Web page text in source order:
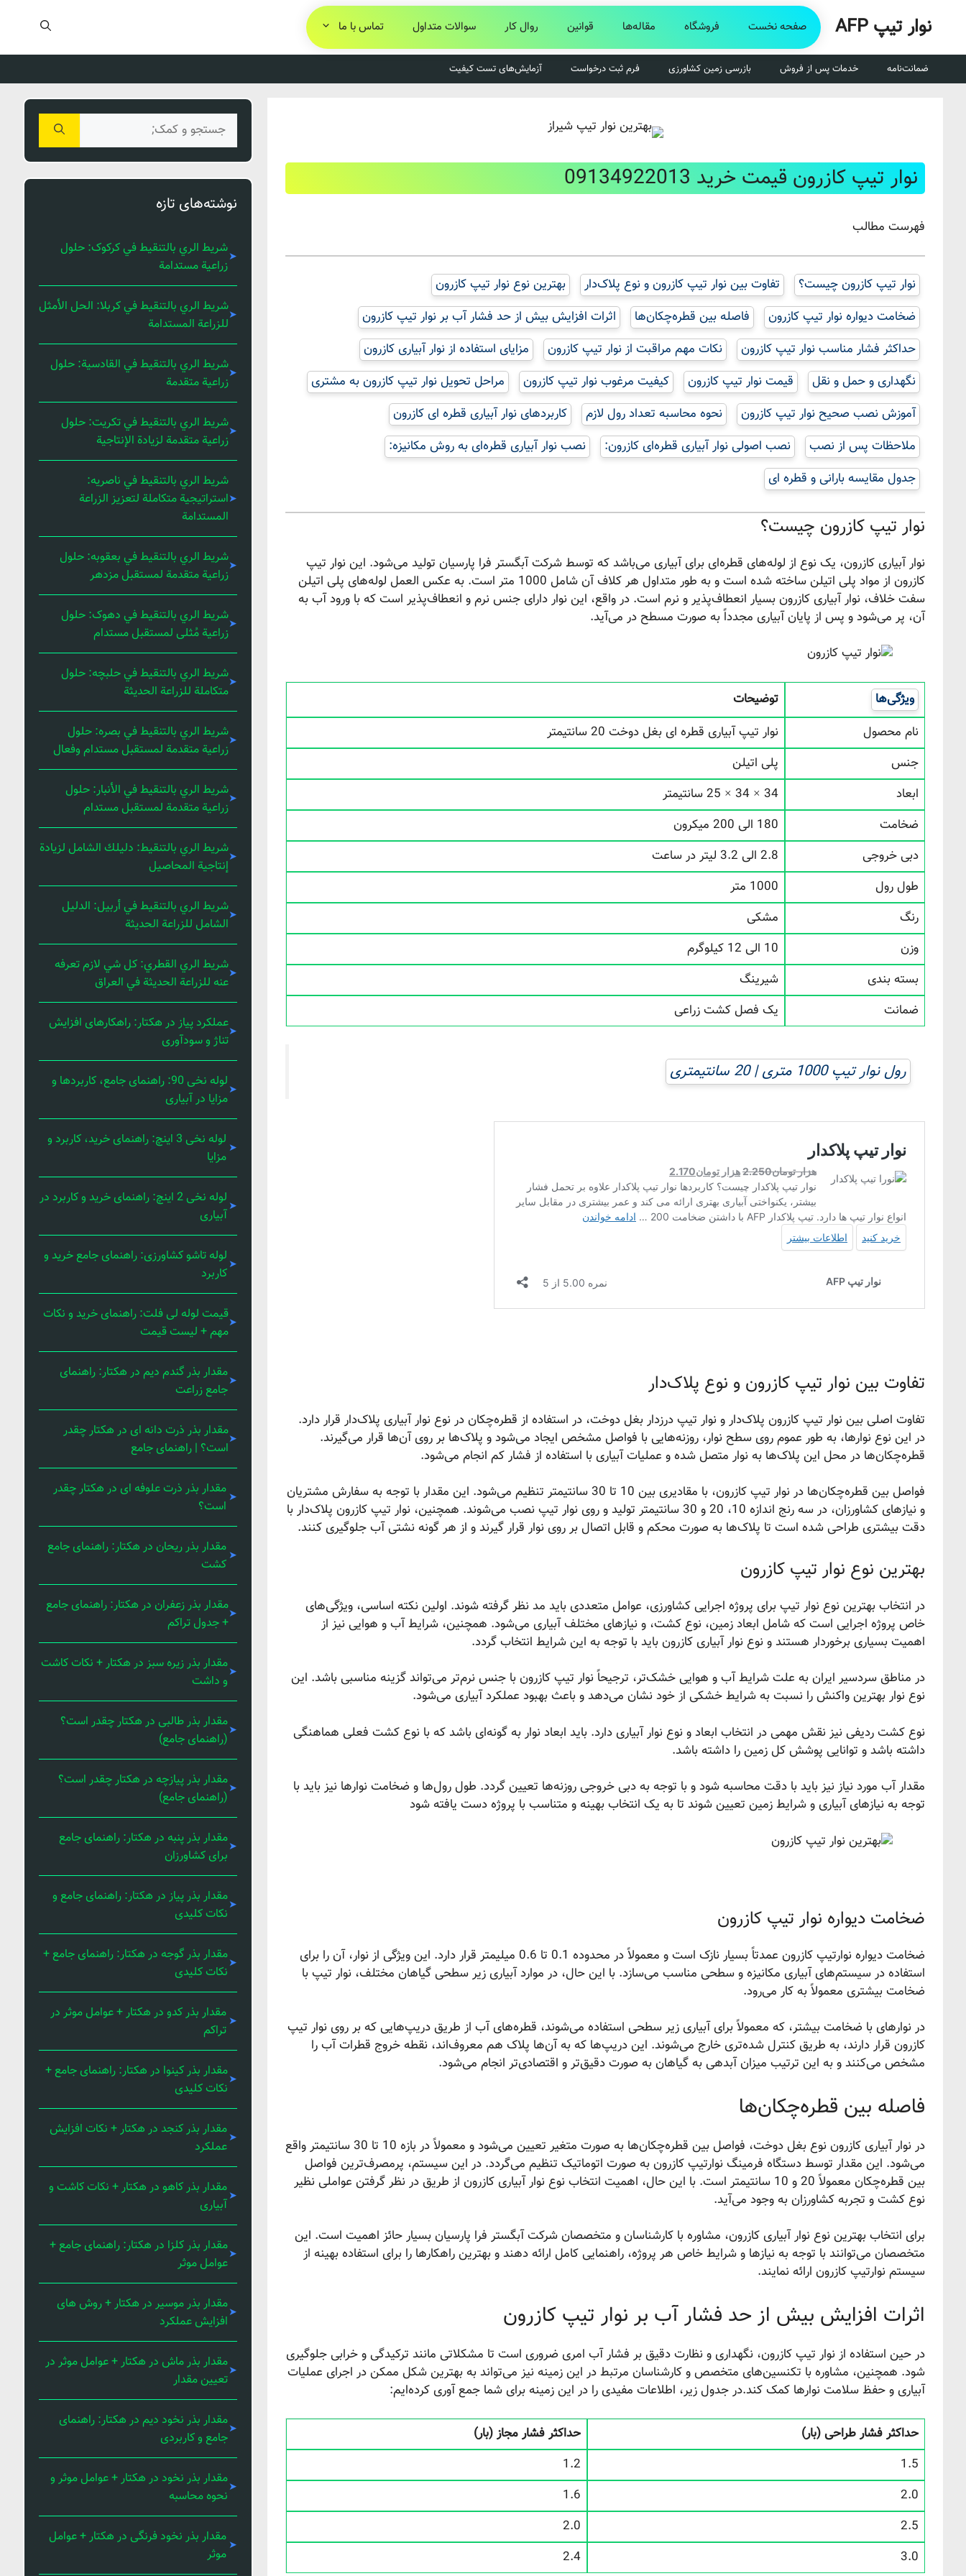
نوار تیپ AFP صفحه نخست فروشگاه مقاله‌ها قوانین روال کار سوالات متداول تماس با ما
ضمانت‌نامه خدمات پس از فروش بازرسی زمین کشاورزی فرم ثبت درخواست آزمایش‌های تست کیفیت
نوار تیپ کازرون قیمت خرید 09134922013
فهرست مطالب
نوار تیپ کازرون چیست؟ تفاوت بین نوار تیپ کازرون و نوع پلاک‌دار
بهترین نوع نوار تیپ کازرون
ضخامت دیواره نوار تیپ کازرون
فاصله بین قطره‌چکان‌ها
اثرات افزایش بیش از حد فشار آب بر نوار تیپ کازرون
حداکثر فشار مناسب نوار تیپ کازرون
نکات مهم مراقبت از نوار تیپ کازرون
مزایای استفاده از نوار آبیاری کازرون
نگهداری و حمل و نقل
قیمت نوار تیپ کازرون کیفیت مرغوب نوار تیپ کازرون
مراحل تحویل نوار تیپ کازرون به مشتری
آموزش نصب صحیح نوار تیپ کازرون
نحوه محاسبه تعداد رول لازم
کاربردهای نوار آبیاری قطره ای کازرون
ملاحظات پس از نصب
نصب اصولی نوار آبیاری قطره‌ای کازرون:
نصب نوار آبیاری قطره‌ای به روش مکانیزه:
جدول مقایسه بارانی و قطره ای
نوار تیپ کازرون چیست؟
نوار آبیاری کازرون، یک نوع از لوله‌های قطره‌ای برای آبیاری می‌باشد که توسط شرکت آبگستر فرا پارسیان تولید می‌شود. این نوار تیپ
کازرون از مواد پلی اتیلن ساخته شده است و به طور متداول هر کلاف آن شامل 1000 متر است. به عکس العمل لوله‌های پلی اتیلن
سفت خلاف، نوار آبیاری کازرون بسیار انعطاف‌پذیر و نرم است. در واقع، این نوار دارای جنس نرم و انعطاف‌پذیر است که با ورود آب به
آن، پر می‌شود و پس از پایان آبیاری مجدداً به صورت مسطح در می‌آید.
ویژگی‌ها
توضیحات
نام محصول
نوار تیپ آبیاری قطره ای بغل دوخت 20 سانتیمتر
جنس
پلی اتیلن
ابعاد
34 × 34 × 25 سانتیمتر
ضخامت
180 الی 200 میکرون
دبی خروجی
2.8 الی 3.2 لیتر در ساعت
طول رول
1000 متر
رنگ
مشکی
وزن
10 الی 12 کیلوگرم
بسته بندی
شیرینگ
ضمانت
یک فصل کشت زراعی
رول نوار تیپ 1000 متری | 20 سانتیمتری
تفاوت بین نوار تیپ کازرون و نوع پلاک‌دار
تفاوت اصلی بین نوار تیپ کازرون پلاک‌دار و نوار تیپ درزدار بغل دوخت، در استفاده از قطره‌چکان در نوع نوار آبیاری پلاک‌دار قرار دارد.
در این نوع نوارها، به طور عموم روی سطح نوار، روزنه‌هایی با فواصل مشخص ایجاد می‌شود و پلاک‌ها بر روی آن‌ها قرار می‌گیرند.
قطره‌چکان‌ها در محل این پلاک‌ها به نوار متصل شده و عملیات آبیاری با استفاده از فشار کم انجام می‌شود.
فواصل بین قطره‌چکان‌ها در نوار تیپ کازرون، با مقادیری بین 10 تا 30 سانتیمتر تنظیم می‌شود. این مقدار با توجه به سفارش مشتریان
و نیازهای کشاورزان، در سه رنج اندازه 10، 20 و 30 سانتیمتر تولید و روی نوار تیپ نصب می‌شوند. همچنین، نوار تیپ کازرون پلاک‌دار با
دقت بیشتری طراحی شده است تا پلاک‌ها به صورت محکم و قابل اتصال بر روی نوار قرار گیرند و از هر گونه نشتی آب جلوگیری کنند.
بهترین نوع نوار تیپ کازرون
در انتخاب بهترین نوع نوار تیپ برای پروژه اجرایی کشاورزی، عوامل متعددی باید مد نظر گرفته شوند. اولین نکته اساسی، ویژگی‌های
خاص پروژه اجرایی است که شامل ابعاد زمین، نوع کشت، و نیازهای مختلف آبیاری می‌شود. همچنین، شرایط آب و هوایی نیز از
اهمیت بسیاری برخوردار هستند و نوع نوار آبیاری کازرون باید با توجه به این شرایط انتخاب گردد.
در مناطق سردسیر ایران به علت شرایط آب و هوایی خشک‌تر، ترجیحاً نوار تیپ کازرون با جنس نرم‌تر می‌تواند گزینه مناسبی باشد. این
نوع نوار بهترین واکنش را نسبت به شرایط خشکی از خود نشان می‌دهد و باعث بهبود عملکرد آبیاری می‌شود.
نوع کشت ردیفی نیز نقش مهمی در انتخاب ابعاد و نوع نوار آبیاری دارد. باید ابعاد نوار به گونه‌ای باشد که با نوع کشت فعلی هماهنگی
داشته باشد و توانایی پوشش کل زمین را داشته باشد.
مقدار آب مورد نیاز نیز باید با دقت محاسبه شود و با توجه به دبی خروجی روزنه‌ها تعیین گردد. طول رول‌ها و ضخامت نوارها نیز باید با
توجه به نیازهای آبیاری و شرایط زمین تعیین شوند تا به یک انتخاب بهینه و متناسب با پروژه دست یافته شود
ضخامت دیواره نوار تیپ کازرون
ضخامت دیواره نوارتیپ کازرون عمدتاً بسیار نازک است و معمولاً در محدوده 0.1 تا 0.6 میلیمتر قرار دارد. این ویژگی از نوار، آن را برای
استفاده در سیستم‌های آبیاری مکانیزه و سطحی مناسب می‌سازد. با این حال، در موارد آبیاری زیر سطحی گیاهان مختلف، نوار تیپ با
ضخامت بیشتری معمولاً به کار می‌رود.
در نوارهای با ضخامت بیشتر، که معمولاً برای آبیاری زیر سطحی استفاده می‌شوند، قطره‌های آب از طریق دریپ‌هایی که بر روی نوار تیپ
کازرون قرار دارند، به طریق کنترل شده‌تری خارج می‌شوند. این دریپ‌ها که به آن‌ها پلاک هم معروف‌اند، نقطه خروج قطرات آب را
مشخص می‌کنند و به این ترتیب میزان آبدهی به گیاهان به صورت دقیق‌تر و اقتصادی‌تر انجام می‌شود.
فاصله بین قطره‌چکان‌ها
در نوار آبیاری کازرون نوع بغل دوخت، فواصل بین قطره‌چکان‌ها به صورت متغیر تعیین می‌شود و معمولاً در بازه 10 تا 30 سانتیمتر واقع
می‌شود. این مقدار توسط دستگاه فرمینگ نوارتیپ کازرون به صورت اتوماتیک تنظیم می‌گردد. در این سیستم، پرمصرف‌ترین فواصل
بین قطره‌چکان معمولاً 20 و 10 سانتیمتر است. با این حال، اهمیت انتخاب نوع نوار آبیاری کازرون از طریق در نظر گرفتن عواملی نظیر
نوع کشت و تجربه کشاورزان به وجود می‌آید.
برای انتخاب بهترین نوع نوار آبیاری کازرون، مشاوره با کارشناسان و متخصصان شرکت آبگستر فرا پارسیان بسیار حائز اهمیت است. این
متخصصان می‌توانند با توجه به نیازها و شرایط خاص هر پروژه، راهنمایی کامل ارائه دهند و بهترین راهکارها را برای استفاده بهینه از
سیستم نوارتیپ کازرون ارائه نمایند.
اثرات افزایش بیش از حد فشار آب بر نوار تیپ کازرون
در حین استفاده از نوار تیپ کازرون، نگهداری و نظارت دقیق بر فشار آب امری ضروری است تا مشکلاتی مانند ترکیدگی و خرابی جلوگیری
شود. همچنین، مشاوره با تکنسین‌های متخصص و کارشناسان مرتبط در این زمینه نیز می‌تواند به بهترین شکل ممکن در اجرای عملیات
آبیاری و حفظ سلامت نوارها کمک کند.در جدول زیر، اطلاعات مفیدی را در این زمینه برای شما جمع آوری کرده‌ایم:
حداکثر فشار طراحی (بار)
حداکثر فشار مجاز (بار)
1.5
1.2
2.0
1.6
2.5
2.0
3.0
2.4
برای:
نوشته‌های تازه
شريط الري بالتنقيط في کرکوک: حلول
زراعية مستدامة
شريط الري بالتنقيط في كربلا: الحل الأمثل
للزراعة المستدامة
شريط الري بالتنقيط في القادسية: حلول
زراعية متقدمة
شريط الري بالتنقيط في تكريت: حلول
زراعية متقدمة لزيادة الإنتاجية
شريط الري بالتنقيط في ناصریه:
استراتيجية متكاملة لتعزيز الزراعة
المستدامة
شريط الري بالتنقيط في بعقوبه: حلول
زراعية متقدمة لمستقبل مزدهر
شريط الري بالتنقيط في دهوک: حلول
زراعية مُثلى لمستقبل مستدام
شريط الري بالتنقيط في حلبچه: حلول
متكاملة للزراعة الحديثة
شريط الري بالتنقيط في بصره: حلول
زراعية متقدمة لمستقبل مستدام وفعال
شريط الري بالتنقيط في الأنبار: حلول
زراعية متقدمة لمستقبل مستدام
شريط الري بالتنقيط: دليلك الشامل لزيادة
إنتاجية المحاصيل
شريط الري بالتنقيط في أربيل: الدليل
الشامل للزراعة الحديثة
شريط الري القطري: كل شي لازم تعرفه
عنه للزراعة الحديثة في العراق
عملکرد پیاز در هکتار: راهکارهای افزایش
تناژ و سودآوری
لوله نخی 90: راهنمای جامع، کاربردها و
مزایا در آبیاری
لوله نخی 3 اینچ: راهنمای خرید، کاربرد و
مزایا
لوله نخی 2 اینچ: راهنمای خرید و کاربرد در
آبیاری
لوله تاشو کشاورزی: راهنمای جامع خرید و
کاربرد
قیمت لوله لی فلت: راهنمای خرید و نکات
مهم + لیست قیمت
مقدار بذر گندم دیم در هکتار: راهنمای
جامع زراعت
مقدار بذر ذرت دانه ای در هکتار چقدر
است؟ | راهنمای جامع
مقدار بذر ذرت علوفه ای در هکتار چقدر
است؟
مقدار بذر ریحان در هکتار: راهنمای جامع
کشت
مقدار بذر زعفران در هکتار: راهنمای جامع
+ جدول تراکم
مقدار بذر زیره سبز در هکتار + نکات کاشت
و داشت
مقدار بذر طالبی در هکتار چقدر است؟
(راهنمای جامع)
مقدار بذر پیازچه در هکتار چقدر است؟
(راهنمای جامع)
مقدار بذر پنبه در هکتار: راهنمای جامع
برای کشاورزان
مقدار بذر پیاز در هکتار: راهنمای جامع و
نکات کلیدی
مقدار بذر گوجه در هکتار: راهنمای جامع +
نکات کلیدی
مقدار بذر کدو در هکتار + عوامل موثر در
تراکم
مقدار بذر کینوا در هکتار: راهنمای جامع +
نکات کلیدی
مقدار بذر کنجد در هکتار + نکات افزایش
عملکرد
مقدار بذر کاهو در هکتار + نکات کاشت و
آبیاری
مقدار بذر کلزا در هکتار: راهنمای جامع +
عوامل موثر
مقدار بذر موسیر در هکتار + روش های
افزایش عملکرد
مقدار بذر ماش در هکتار + عوامل موثر در
تعیین مقدار
مقدار بذر نخود دیم در هکتار: راهنمای
جامع و کاربردی
مقدار بذر نخود در هکتار + عوامل موثر و
نحوه محاسبه
مقدار بذر نخود فرنگی در هکتار + عوامل
موثر